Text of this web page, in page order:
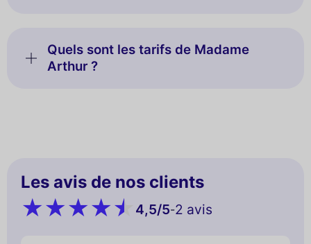
Quels sont les tarifs de Madame
Arthur ?
Les avis de nos clients
4,5/5-2 avis